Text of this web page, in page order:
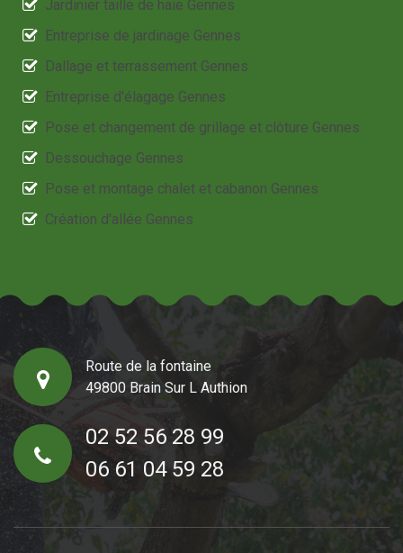
Jardinier taille de haie Gennes
Entreprise de jardinage Gennes
Dallage et terrassement Gennes
Entreprise d'élagage Gennes
Pose et changement de grillage et clôture Gennes
Dessouchage Gennes
Pose et montage chalet et cabanon Gennes
Création d'allée Gennes
Route de la fontaine
49800 Brain Sur L Authion
02 52 56 28 99
06 61 04 59 28